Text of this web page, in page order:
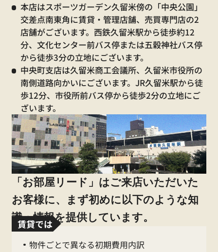
【休業中の電話窓口】
賃貸に関するお問合せ
080-9444-8304
水漏れ・不具合等の緊急時連絡先
080-7631-6537
売買に関するお問合せ
070-3209-4152
2026.05.01
。+ GW休業のお知らせ
本店はスポーツガーデン久留米傍の「中央公園」
交差点南東角に賃貸・管理店舗、売買専門店の2
店舗がございます。西鉄久留米駅から徒歩約12
分、文化センター前バス停または五穀神社バス停
から徒歩3分の立地にございます。
中央町支店は久留米商工会議所、久留米市役所の
南側道路向かいにございます。JR久留米駅から徒
歩12分、市役所前バス停から徒歩2分の立地にご
ざいます。
「お部屋リード」はご来店いただいた
お客様に、まず初めに以下のような知
識・情報を提供しています。
賃貸では
物件ごとで異なる初期費用内訳